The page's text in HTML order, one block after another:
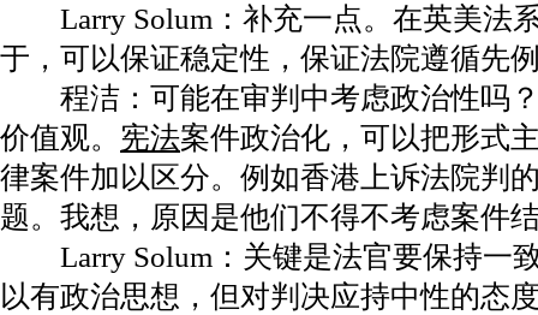
Larry Solum：补充一点。在英美法
于，可以保证稳定性，保证法院遵循先
程洁：可能在审判中考虑政治性吗？
价值观。 宪法案件政治化，可以把形式
律案件加以区分。例如香港上诉法院判
题。我想，原因是他们不得不考虑案件
Larry Solum：关键是法官要保持一
以有政治思想，但对判决应持中性的态